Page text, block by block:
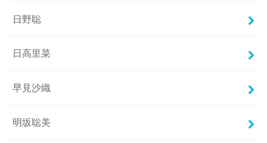
日野聡
日高里菜
早見沙織
明坂聡美